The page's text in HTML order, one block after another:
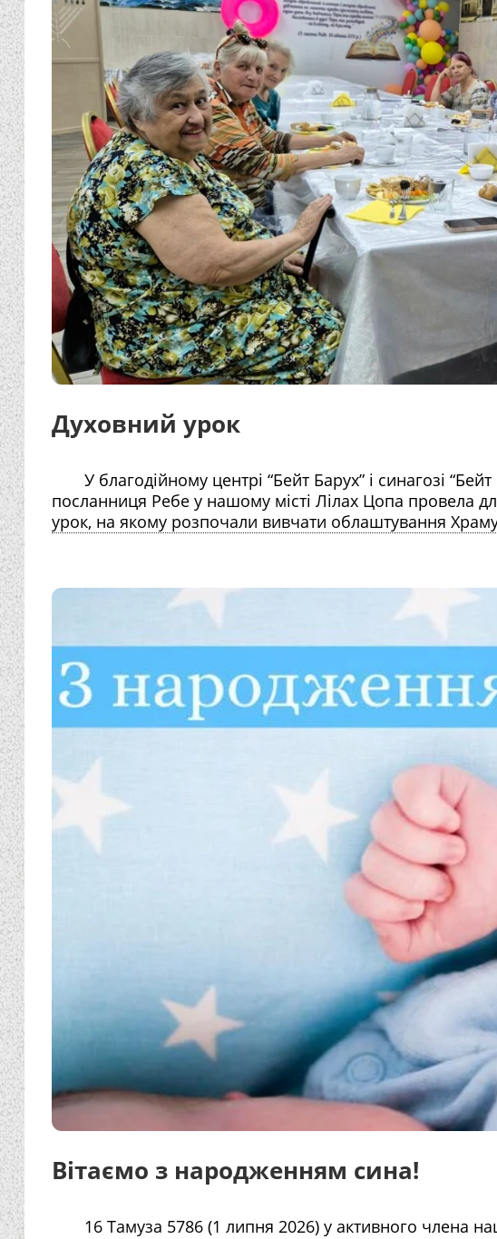
Духовний урок
У благодійному центрі “Бейт Барух” і синагозі
посланниця Ребе у нашому місті Лілах Цопа провела
урок, на якому розпочали вивчати облаштування
Вітаємо з народженням сина!
16 Тамуза 5786 (1 липня 2026) у активного члена